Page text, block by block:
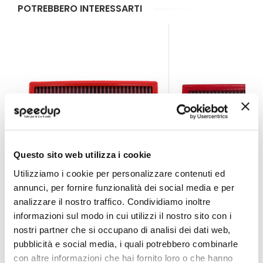
Questo sito web utilizza i cookie
Utilizziamo i cookie per personalizzare contenuti ed
annunci, per fornire funzionalità dei social media e per
analizzare il nostro traffico. Condividiamo inoltre
informazioni sul modo in cui utilizzi il nostro sito con i
nostri partner che si occupano di analisi dei dati web,
pubblicità e social media, i quali potrebbero combinarle
con altre informazioni che hai fornito loro o che hanno
POTREBBERO INTERESSARTI
Filtro aria sportivo da sostituzione FB01079 - BMC
BMC
Rettangolare 306x155mm + altri 4
veicoli
75,75 €
Spedizione gratuita!
Filtro aria sportivo
BMC
Rettangolare lunghezza
altezza 300mm
66,85 €
Spedizione gratuita!